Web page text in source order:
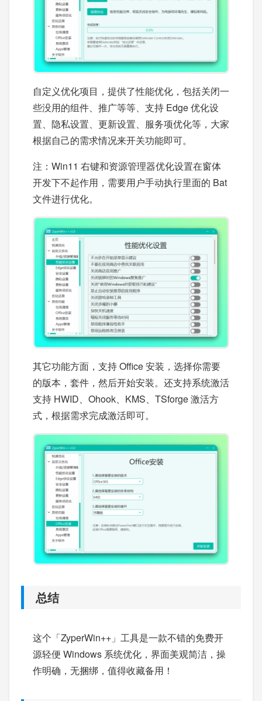
自定义优化项目，提供了性能优化，包括关闭一
些没用的组件、推广等等、支持 Edge 优化设
置、隐私设置、更新设置、服务项优化等，大家
根据自己的需求情况来开关功能即可。
注：Win11 右键和资源管理器优化设置在窗体
开发下不起作用，需要用户手动执行里面的 Bat
文件进行优化。
其它功能方面，支持 Office 安装，选择你需要
的版本，套件，然后开始安装。还支持系统激活
支持 HWID、Ohook、KMS、TSforge 激活方
式，根据需求完成激活即可。
总结
这个「ZyperWin++」工具是一款不错的免费开
源轻便 Windows 系统优化，界面美观简洁，操
作明确，无捆绑，值得收藏备用！